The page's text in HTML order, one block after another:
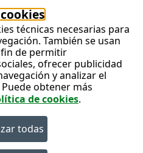
técnicas necesarias para
También se usan
de permitir
ofrecer publicidad
y analizar el
obtener más
de cookies.